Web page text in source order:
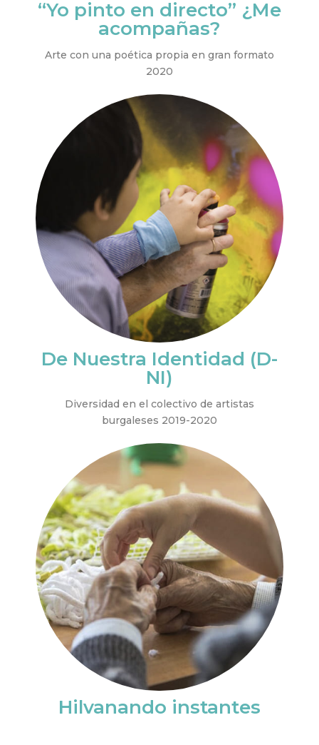
“Yo pinto en directo” ¿Me
acompañas?
Arte con una poética propia en gran formato
2020
De Nuestra Identidad (D-
NI)
Diversidad en el colectivo de artistas
burgaleses 2019-2020
Hilvanando instantes